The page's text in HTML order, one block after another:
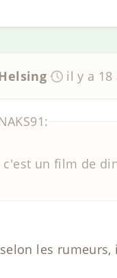
il y a 18
c'est un film de
les